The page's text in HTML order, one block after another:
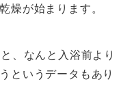
燥が始まります。
、なんと入浴前より
というデータもあり